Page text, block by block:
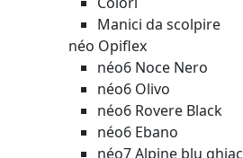
Manici da scolpire
néo Opiflex
néo6 Noce Nero
néo6 Olivo
néo6 Rovere Black
néo6 Ebano
néo7 Alpine blu